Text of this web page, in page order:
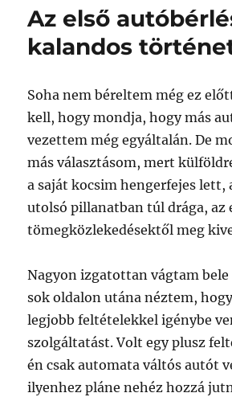
Az első
kalandos
Soha nem béreltem még ez
kell, hogy mondja, hogy más
vezettem még egyáltalán. De
más választásom, mert
a saját kocsim hengerfejes lett,
utolsó pillanatban túl drága, az
tömegközlekedésektől meg
Nagyon izgatottan vágtam
sok oldalon utána néztem,
legjobb feltételekkel igénybe
szolgáltatást. Volt egy plusz
én csak automata váltós autót
ilyenhez pláne nehéz hozzá